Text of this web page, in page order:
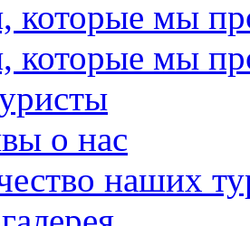
которые мы
которые мы
о нас
наших